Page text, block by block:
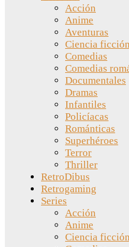
Acción
Anime
Aventuras
Ciencia ficción
Comedias
Comedias
Documentales
Dramas
Infantiles
Policíacas
Románticas
Superhéroes
Terror
Thriller
RetroDibus
Retrogaming
Series
Acción
Anime
Ciencia ficción